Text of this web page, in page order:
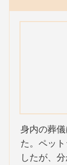
身内の葬
た。ペッ
したが、